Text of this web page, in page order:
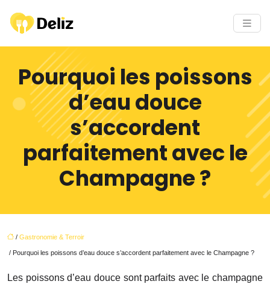
Pourquoi les poissons
d’eau douce
s’accordent
parfaitement avec le
Champagne ?
/ Gastronomie & Terroir
/ Pourquoi les poissons d’eau douce s’accordent parfaitement avec le Champagne ?
Les poissons d’eau douce sont parfaits avec le champagne